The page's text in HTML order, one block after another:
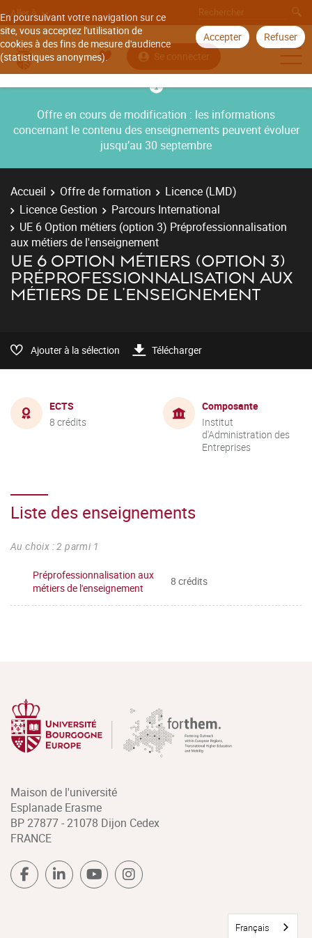
En poursuivant votre navigation sur ce
site, vous acceptez l'utilisation de
cookies à des fins de mesure d'audience
(statistiques anonymes).
Accepter Refuser
Aller à
Se connecter
Offre en cours de modification : les informations
concernant le contenu des enseignements peuvent évoluer
jusqu’au 30 septembre
Accueil Offre de formation
Licence (LMD)
Licence Gestion
Parcours International
UE 6 Option métiers (option 3) Préprofessionnalisation
aux métiers de l'enseignement
UE 6 OPTION MÉTIERS (OPTION 3)
PRÉPROFESSIONNALISATION AUX
MÉTIERS DE L'ENSEIGNEMENT
Ajouter à la sélection Télécharger
ECTS
8 crédits
Composante
Institut
d'Administration des
Entreprises
Liste des enseignements
Au choix : 2 parmi 1
Préprofessionnalisation aux
métiers de l'enseignement
8 crédits
Maison de l'université
Esplanade Erasme
BP 27877 - 21078 Dijon Cedex
FRANCE
Français